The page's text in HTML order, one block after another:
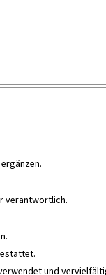
verantwortlich.
und